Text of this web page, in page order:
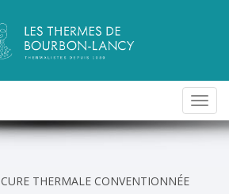
CURE THERMALE CONVENTIONNÉE